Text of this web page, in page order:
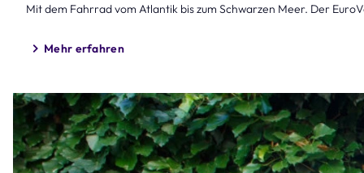
Mit dem Fahrrad vom Atlantik bis zum Schwarzen Meer. Der
Mehr erfahren